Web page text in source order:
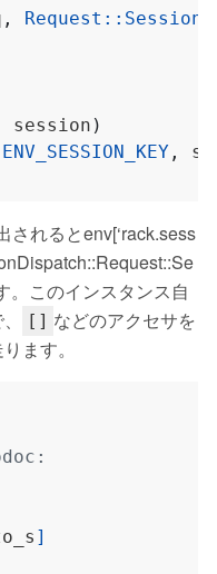
, Request :: Session
session )
ENV_SESSION_KEY ,
されるとenv[‘rack.sess
。このインスタンス自
[] などのアクセサを
ます。
]